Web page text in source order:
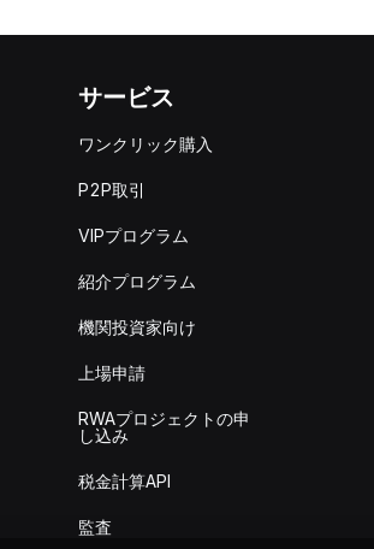
サービス
ワンクリック購入
P2P取引
VIPプログラム
紹介プログラム
機関投資家向け
上場申請
RWAプロジェクトの申
し込み
税金計算API
監査